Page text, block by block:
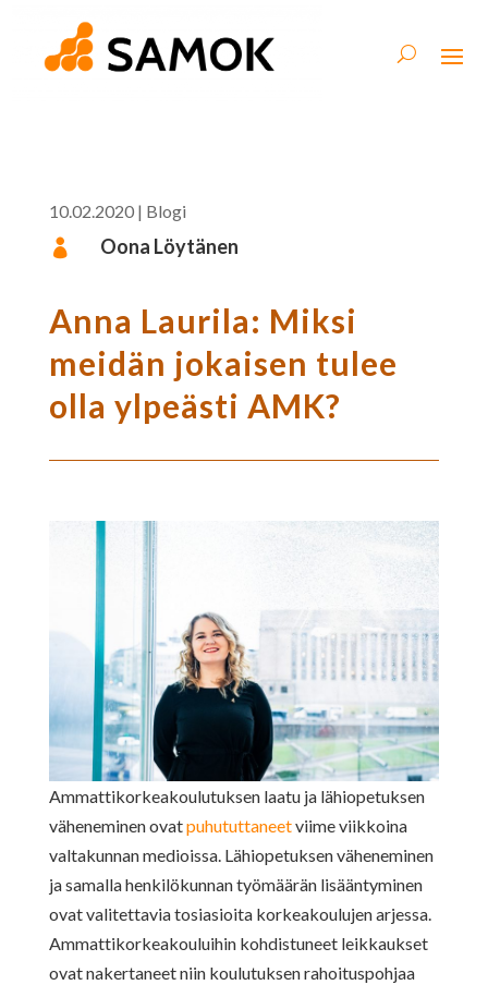
10.02.2020| Blogi
 Oona Löytänen
Anna Laurila: Miksi
meidän jokaisen tulee
olla ylpeästi AMK?
Ammattikorkeakoulutuksen laatu ja lähiopetuksen
väheneminen ovatpuhututtaneetviime viikkoina
valtakunnan medioissa. Lähiopetuksen väheneminen
ja samalla henkilökunnan työmäärän lisääntyminen
ovat valitettavia tosiasioita korkeakoulujen arjessa.
Ammattikorkeakouluihin kohdistuneet leikkaukset
ovat nakertaneet niin koulutuksen rahoituspohjaa